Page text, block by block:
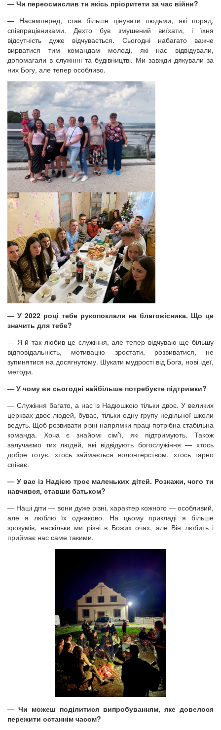
— Чи переосмислив ти якісь пріоритети за час війни?
— Насамперед, став більше цінувати людьми, які поряд,
співпрацівниками. Дехто був змушений виїхати, і їхня
відсутність дуже відчувається. Сьогодні набагато важче
вирватися тим командам молоді, які нас відвідували,
допомагали в служінні та будівництві. Ми завжди дякували за
них Богу, але тепер особливо.
— У 2022 році тебе рукопоклали на благовісника. Що це
значить для тебе?
— Я й так любив це служіння, але тепер відчуваю ще більшу
відповідальність, мотивацію зростати, розвиватися, не
зупинятися на досягнутому. Шукати мудрості від Бога, нові ідеї,
методи.
— У чому ви сьогодні найбільше потребуєте підтримки?
— Служіння багато, а нас із Надюшкою тільки двоє. У великих
церквах двоє людей, буває, тільки одну групу недільної школи
ведуть. Щоб розвивати різні напрямки праці потрібна стабільна
команда. Хоча є знайомі сім’ї, які підтримують. Також
залучаємо тих людей, які відвідують богослужіння — хтось
добре готує, хтось займається волонтерством, хтось гарно
співає.
— У вас із Надією троє маленьких дітей. Розкажи, чого ти
навчився, ставши батьком?
— Наші діти — вони дуже різні, характер кожного — особливий,
але я люблю їх однаково. На цьому прикладі я більше
зрозумів, наскільки ми різні в Божих очах, але Він любить і
приймає нас саме такими.
— Чи можеш поділитися випробуванням, яке довелося
пережити останнім часом?